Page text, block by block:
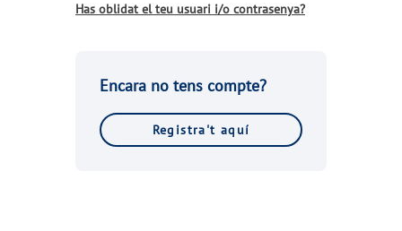
Has oblidat el teu usuari i/o contrasenya?
Encara no tens compte?
Registra't aquí